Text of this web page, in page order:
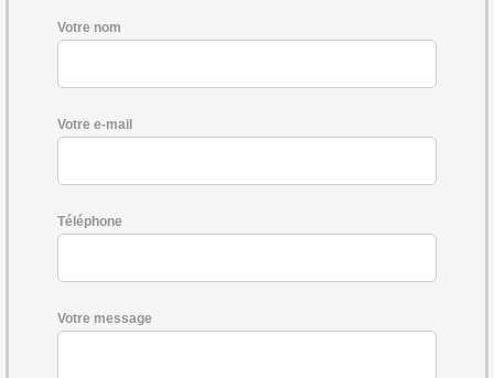
Votre nom
Votre e-mail
Téléphone
Votre message